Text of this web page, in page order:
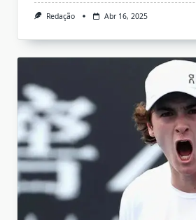
Redação Abr 16, 2025